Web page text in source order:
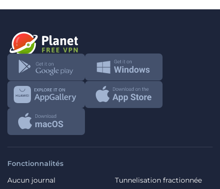
Fonctionnalités
Aucun journal
Tunnelisation fractionnée